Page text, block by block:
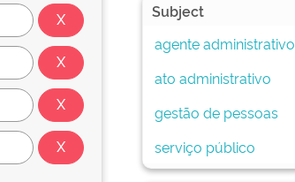
Subject
agente administrativo
ato administrativo
gestão de pessoas
serviço público